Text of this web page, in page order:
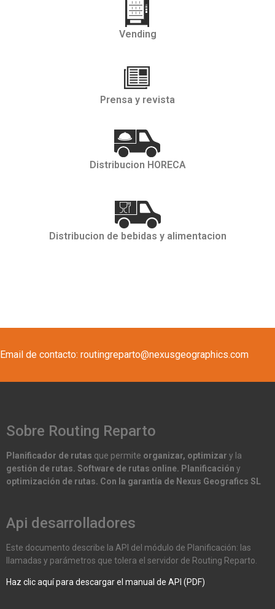
Vending
Prensa y revista
Distribucion HORECA
Distribucion de bebidas y alimentacion
Email de contacto: routingreparto@nexusgeographics.com
Sobre Routing Reparto
Planificador de rutas que permite organizar, optimizar y la
gestión de rutas. Software de rutas online. Planificación y
optimización de rutas. Con la garantía de Nexus Geografics SL
Api desarrolladores
Este documento describe la API del módulo de Planificación: las
llamadas y parámetros que tolera el servidor de Routing Reparto.
Haz clic aquí para descargar el manual de API (PDF)